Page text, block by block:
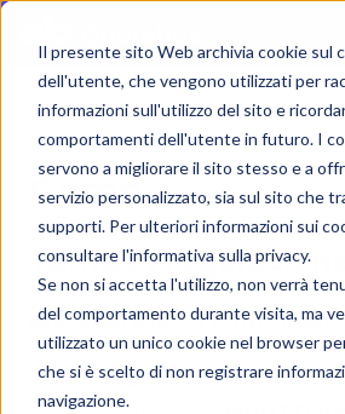
Il presente sito Web archivia cookie sul
dell'utente, che vengono utilizzati per
informazioni sull'utilizzo del sito e
comportamenti dell'utente in futuro. I
servono a migliorare il sito stesso e a
servizio personalizzato, sia sul sito che
supporti. Per ulteriori informazioni sui
consultare l'informativa sulla privacy.
Se non si accetta l'utilizzo, non verrà
del comportamento durante visita, ma
utilizzato un unico cookie nel browser
che si è scelto di non registrare
navigazione.
Como
Como
Tarifas y
🚌 Acceso a la ZTL para
Los autobuses turísticos
Como ZTLsólo si